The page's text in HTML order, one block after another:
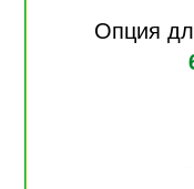
Опция